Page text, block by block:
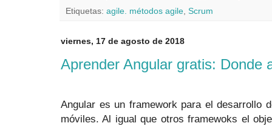
Etiquetas: agile. métodos agile Scrum
viernes, 17 de agosto de 2018
Aprender Angular gratis: Donde
Angular es un framework para el desarrollo
móviles. Al igual que otros framewoks el